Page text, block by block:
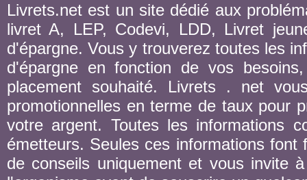
Livrets.net est un site dédié aux
livret A, LEP, Codevi, LDD, Livret
d'épargne. Vous y trouverez toutes les
d'épargne en fonction de vos
placement souhaité. Livrets . net
promotionnelles en terme de taux pour
votre argent. Toutes les informations
émetteurs. Seules ces informations
de conseils uniquement et vous invite